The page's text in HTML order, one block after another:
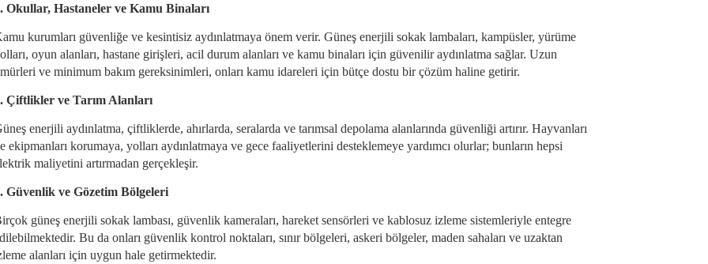
Okullar, Hastaneler ve Kamu Binaları
kurumları güvenliğe ve kesintisiz aydınlatmaya önem verir. Güneş enerjili sokak lambaları, kampüsler, yürüme
oyun alanları, hastane girişleri, acil durum alanları ve kamu binaları için güvenilir aydınlatma sağlar. Uzun
ve minimum bakım gereksinimleri, onları kamu idareleri için bütçe dostu bir çözüm haline getirir.
Çiftlikler ve Tarım Alanları
enerjili aydınlatma, çiftliklerde, ahırlarda, seralarda ve tarımsal depolama alanlarında güvenliği artırır. Hayvanları
ekipmanları korumaya, yolları aydınlatmaya ve gece faaliyetlerini desteklemeye yardımcı olurlar; bunların hepsi
maliyetini artırmadan gerçekleşir.
Güvenlik ve Gözetim Bölgeleri
güneş enerjili sokak lambası, güvenlik kameraları, hareket sensörleri ve kablosuz izleme sistemleriyle entegre
Bu da onları güvenlik kontrol noktaları, sınır bölgeleri, askeri bölgeler, maden sahaları ve uzaktan
alanları için uygun hale getirmektedir.